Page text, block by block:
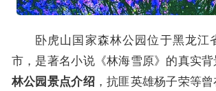
卧虎山国家森林公园位于黑龙江
市，是著名小说《林海雪原》的真实
林公园景点介绍，抗匪英雄杨子荣等曾